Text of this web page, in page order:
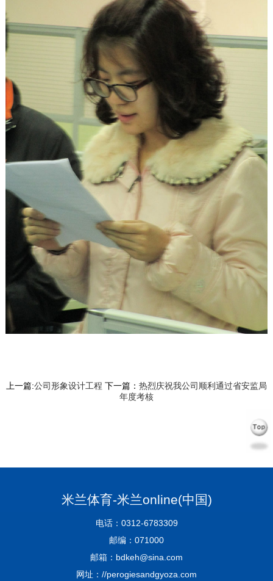
上一篇:公司形象设计工程 下一篇： 热烈庆祝我公司顺利通过省安监局
年度考核
米兰体育-米兰online(中国)
电话：0312-6783309
邮编：071000
邮箱：bdkeh@sina.com
网址：//perogiesandgyoza.com